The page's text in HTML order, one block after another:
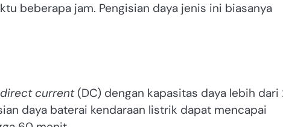
beberapa jam. Pengisian daya jenis ini biasanya
direct current(DC) dengan kapasitas daya lebih dari
daya baterai kendaraan listrik dapat mencapai